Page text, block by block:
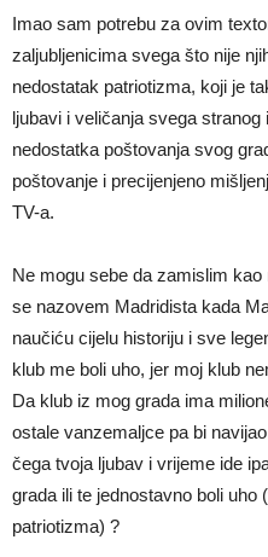
Imao sam potrebu za ovim
zaljubljenicima svega što nije
nedostatak patriotizma, koji je
ljubavi i veličanja svega stranog
nedostatka poštovanja svog
poštovanje i precijenjeno
TV-a.
Ne mogu sebe da zamislim
se nazovem Madridista kada
naučiću cijelu historiju i sve
klub me boli uho, jer moj klub
Da klub iz mog grada ima
ostale vanzemaljce pa bi
čega tvoja ljubav i vrijeme ide
grada ili te jednostavno boli uho
patriotizma) ?